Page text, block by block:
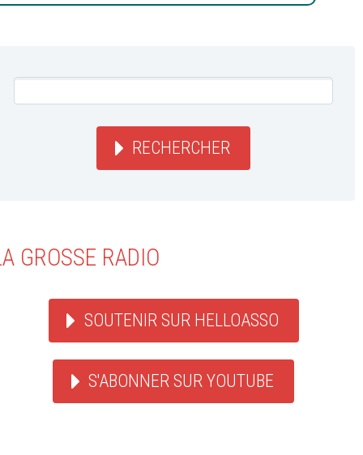
RECHERCHER
GROSSE RADIO
SOUTENIR SUR HELLOASSO
S'ABONNER SUR YOUTUBE